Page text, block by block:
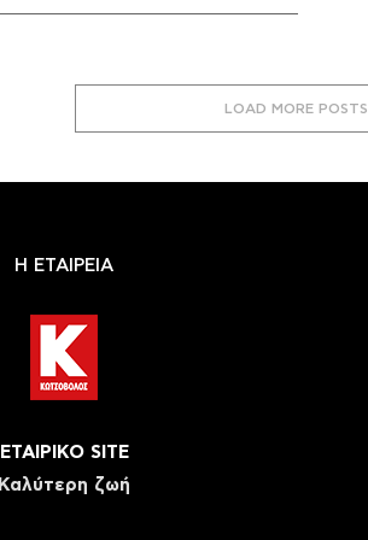
LOAD MORE POSTS
Η ΕΤΑΙΡΕΙΑ
ΕΤΑΙΡΙΚΟ SITE
Καλύτερη ζωή